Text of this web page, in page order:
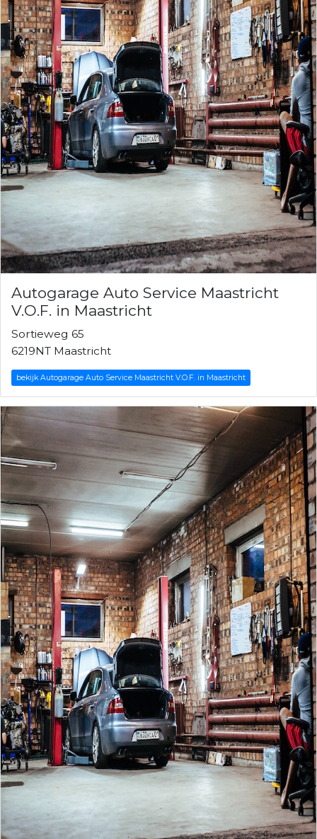
Autogarage Auto Service Maastricht
V.O.F. in Maastricht
Sortieweg 65
6219NT Maastricht
bekijk Autogarage Auto Service Maastricht V.O.F. in Maastricht